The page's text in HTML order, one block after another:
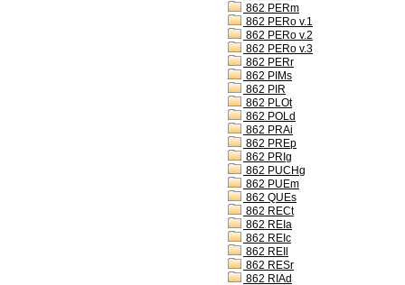
862 PERm
862 PERo v.1
862 PERo v.2
862 PERo v.3
862 PERr
862 PIMs
862 PIR
862 PLOt
862 POLd
862 PRAi
862 PREp
862 PRIg
862 PUCHg
862 PUEm
862 QUEs
862 RECt
862 REIa
862 REIc
862 REIl
862 RESr
862 RIAd